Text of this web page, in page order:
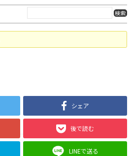
シェア
後で読む
LINEで送る